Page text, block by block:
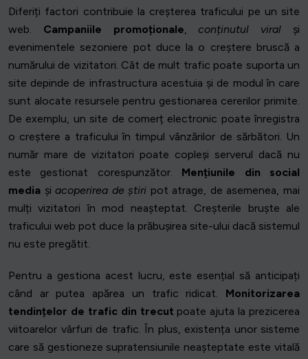
Diferiți factori contribuie la creșterea traficului pe un site
web. Campaniile promoționale,conținutul viral și
evenimentele sezoniere pot duce la o creștere bruscă a
numărului de vizitatori. Cât de mult trafic poate suporta un
site depinde de infrastructura acestuia și de modul în care
sunt alocate resursele pentru gestionarea cererilor primite.
De exemplu, un site de comerț electronic poate înregistra
o creștere a traficului în timpul vânzărilor de sărbători. Un
număr mare de vizitatori poate copleși serverul dacă nu
este gestionat corespunzător. Mențiunile din social
media șiacoperirea de știri pot atrage, de asemenea, mai
mulți vizitatori în mod neașteptat. Creșterile bruște ale
traficului web pot duce la prăbușirea site-ului dacă sistemul
nu este pregătit.
Pentru a gestiona acest lucru, este esențial să anticipați
când ar putea apărea un trafic ridicat. Monitorizarea
tendințelor de trafic din trecut poate ajuta la prezicerea
viitoarelor vârfuri de trafic. În plus, existența unor sisteme
care să gestioneze supratensiunile neașteptate este vitală